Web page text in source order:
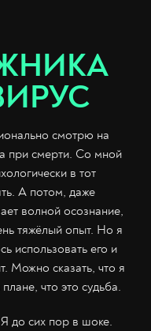
смотрю на
при смерти. Со мной
в тот
А потом, даже
волной осознание,
тяжёлый опыт. Но я
использовать его и
Можно сказать, что я
что это судьба.
Я до сих пор в шоке.